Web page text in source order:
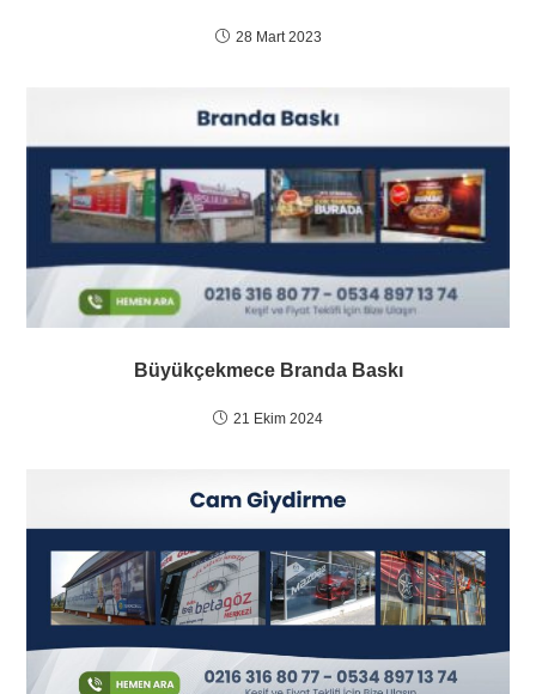
28 Mart 2023
Büyükçekmece Branda Baskı
21 Ekim 2024